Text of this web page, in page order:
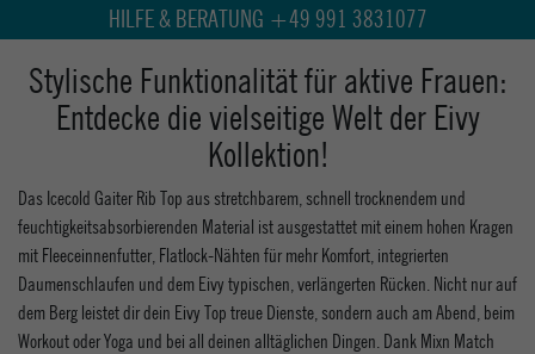
HILFE & BERATUNG +49 991 3831077
Stylische Funktionalität für aktive Frauen:
Entdecke die vielseitige Welt der Eivy
Kollektion!
Das Icecold Gaiter Rib Top aus stretchbarem, schnell trocknendem und
feuchtigkeitsabsorbierenden Material ist ausgestattet mit einem hohen Kragen
mit Fleeceinnenfutter, Flatlock-Nähten für mehr Komfort, integrierten
Daumenschlaufen und dem Eivy typischen, verlängerten Rücken. Nicht nur auf
dem Berg leistet dir dein Eivy Top treue Dienste, sondern auch am Abend, beim
Workout oder Yoga und bei all deinen alltäglichen Dingen. Dank Mixn Match